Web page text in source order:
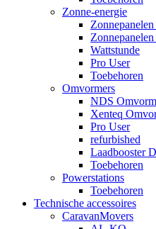
Zonne-energie
Wattstunde
Pro User
Toebehoren
Omvormers
NDS
Xenteq
Pro User
refurbished
Laadbooster
Toebehoren
Powerstations
Toebehoren
Technische accessoires
CaravanMovers